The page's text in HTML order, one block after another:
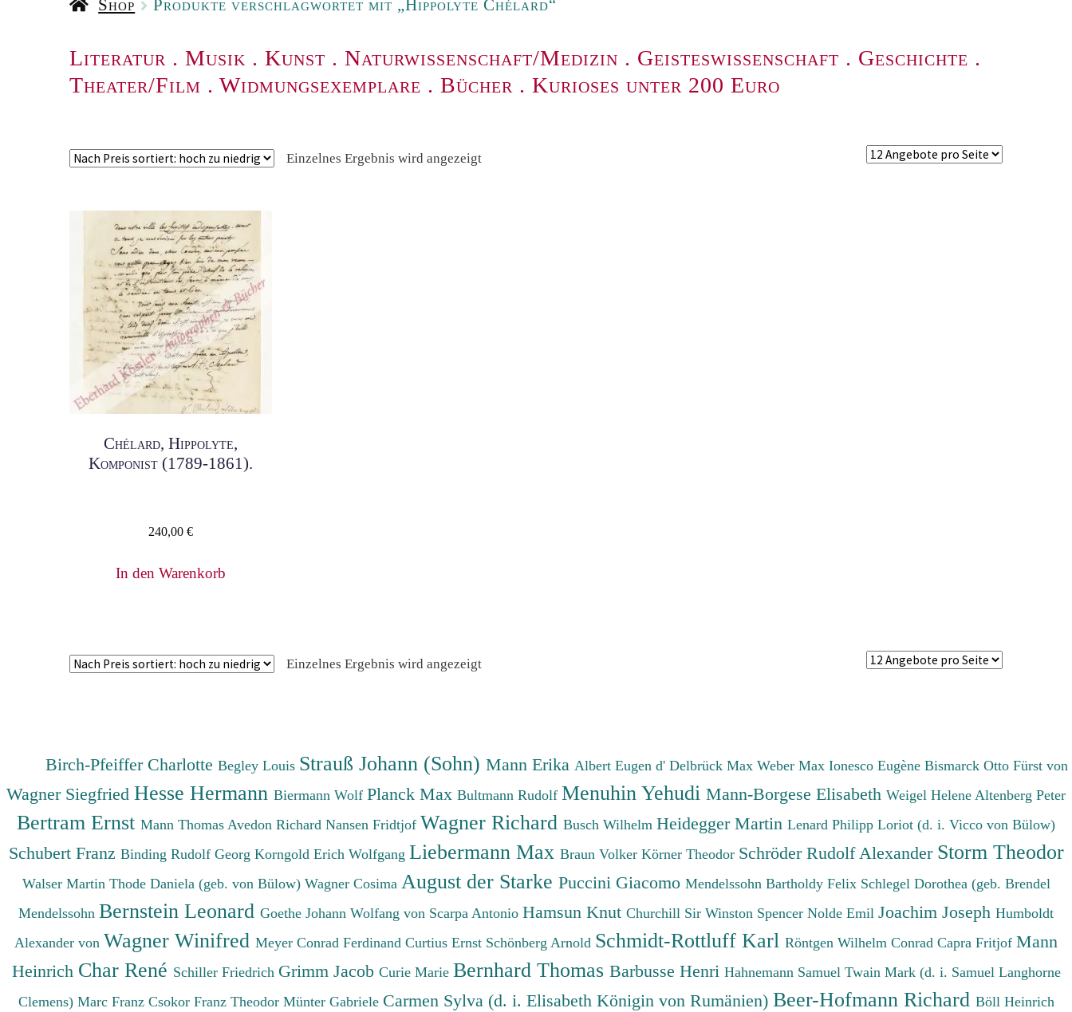
Shop Produkte verschlagwortet mit „Hippolyte Chélard“
Literatur . Musik . Kunst . Naturwissenschaft/Medizin . Geisteswissenschaft . Geschichte .
Theater/Film . Widmungsexemplare . Bücher . Kurioses unter 200 Euro
Einzelnes Ergebnis wird angezeigt
Chélard, Hippolyte,
Komponist (1789-1861).
240,00€
In den Warenkorb
Einzelnes Ergebnis wird angezeigt
Birch-Pfeiffer CharlotteBegley Louis Strauß Johann (Sohn)Mann Erika Albert Eugen d'Delbrück MaxWeber MaxIonesco EugèneBismarck Otto Fürst von
Wagner Siegfried Hesse Hermann Biermann Wolf Planck Max Bultmann Rudolf Menuhin Yehudi Mann-Borgese Elisabeth Weigel Helene Altenberg Peter
Bertram Ernst Mann Thomas Avedon Richard Nansen Fridtjof Wagner Richard Busch Wilhelm Heidegger Martin Lenard Philipp Loriot (d. i. Vicco von Bülow)
Schubert Franz Binding Rudolf Georg Korngold Erich Wolfgang Liebermann Max Braun Volker Körner Theodor Schröder Rudolf Alexander Storm Theodor
Walser Martin Thode Daniela (geb. von Bülow) Wagner Cosima August der Starke Puccini Giacomo Mendelssohn Bartholdy Felix Schlegel Dorothea (geb. Brendel
Mendelssohn Bernstein Leonard Goethe Johann Wolfang von Scarpa Antonio Hamsun Knut Churchill Sir Winston Spencer Nolde Emil Joachim Joseph Humboldt
Alexander von Wagner Winifred Meyer Conrad Ferdinand Curtius Ernst Schönberg Arnold Schmidt-Rottluff Karl Röntgen Wilhelm Conrad Capra Fritjof Mann
Heinrich Char René Schiller Friedrich Grimm Jacob Curie Marie Bernhard Thomas Barbusse Henri Hahnemann Samuel Twain Mark (d. i. Samuel Langhorne
Clemens) Marc Franz Csokor Franz Theodor Münter Gabriele Carmen Sylva (d. i. Elisabeth Königin von Rumänien) Beer-Hofmann Richard Böll Heinrich